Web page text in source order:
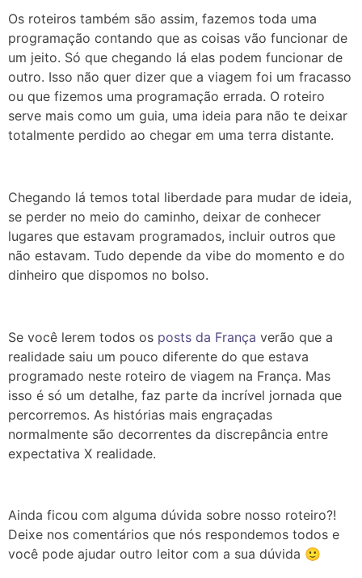
Os roteiros também são assim, fazemos toda uma
programação contando que as coisas vão funcionar de
um jeito. Só que chegando lá elas podem funcionar de
outro. Isso não quer dizer que a viagem foi um fracasso
ou que fizemos uma programação errada. O roteiro
serve mais como um guia, uma ideia para não te deixar
totalmente perdido ao chegar em uma terra distante.
Chegando lá temos total liberdade para mudar de ideia,
se perder no meio do caminho, deixar de conhecer
lugares que estavam programados, incluir outros que
não estavam. Tudo depende da vibe do momento e do
dinheiro que dispomos no bolso.
Se você lerem todos os posts da França verão que a
realidade saiu um pouco diferente do que estava
programado neste roteiro de viagem na França. Mas
isso é só um detalhe, faz parte da incrível jornada que
percorremos. As histórias mais engraçadas
normalmente são decorrentes da discrepância entre
expectativa X realidade.
Ainda ficou com alguma dúvida sobre nosso roteiro?!
Deixe nos comentários que nós respondemos todos e
você pode ajudar outro leitor com a sua dúvida 🙂